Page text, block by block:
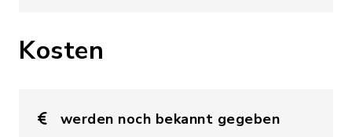
Kosten
werden noch bekannt gegeben